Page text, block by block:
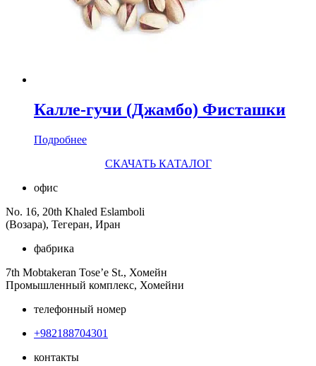
Калле-гучи (Джамбо) Фисташки
Подробнее
СКАЧАТЬ КАТАЛОГ
офис
No. 16, 20th Khaled Eslamboli
(Возара), Тегеран, Иран
фабрика
7th Mobtakeran Tose’e St., Хомейн
Промышленный комплекс, Хомейни
телефонный номер
+982188704301
контакты